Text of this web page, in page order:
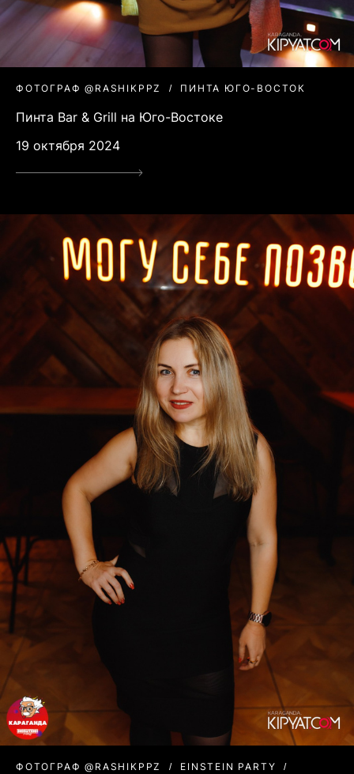
ФОТОГРАФ @RASHIKPPZ ПИНТА ЮГО-ВОСТОК
Пинта Bar & Grill на Юго-Востоке
19 октября 2024
ФОТОГРАФ @RASHIKPPZ
EINSTEIN PARTY